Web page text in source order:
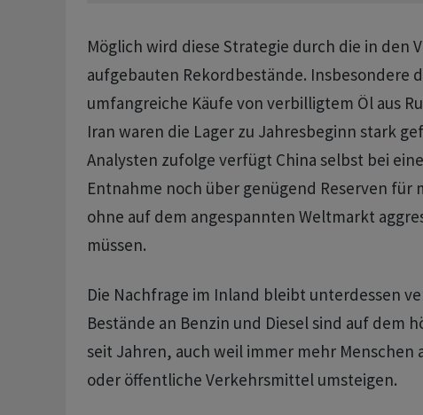
Möglich wird diese Strategie durch die in den
aufgebauten Rekordbestände. Insbesondere
umfangreiche Käufe von verbilligtem Öl aus
Iran waren die Lager zu Jahresbeginn ⁠stark
Analysten zufolge verfügt China ​selbst bei
⁠Entnahme noch über genügend Reserven für
ohne auf ‌dem angespannten Weltmarkt
müssen.
Die Nachfrage im Inland bleibt unterdessen
Bestände an Benzin und ‌Diesel sind auf dem
seit Jahren, auch ​weil immer mehr Menschen
oder öffentliche Verkehrsmittel umsteigen.